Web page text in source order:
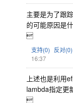
主要是为了跟
的可能原因是

支持(0) 反对(0)
16:37
上述也是利用
lambda指定更
